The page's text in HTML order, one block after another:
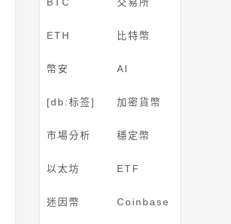
ETH 比特幣
幣安 AI
[db:标签] 加密貨幣
市場分析 穩定幣
以太坊 ETF
迷因幣 Coinbase